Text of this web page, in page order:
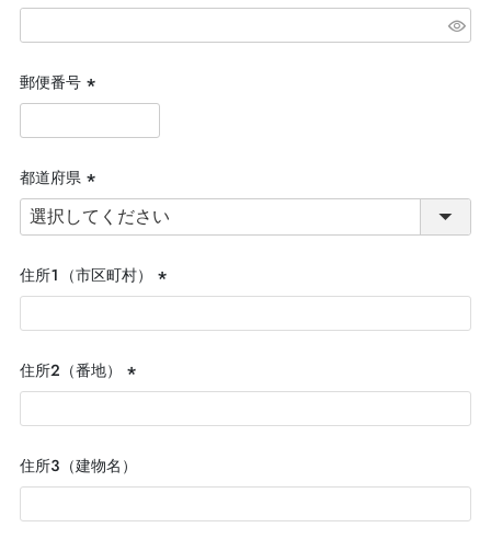
(必
須)
郵便番号
(必
須)
都道府県
(必
須)
住所１（市区町村）
(必
須)
住所２（番地）
(必
須)
住所３（建物名）